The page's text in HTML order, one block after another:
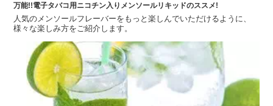
万能!!電子タバコ用ニコチン入りメンソールリキッドのススメ!
人気のメンソールフレーバーをもっと楽しんでいただけるように、
様々な楽しみ方をご紹介します。